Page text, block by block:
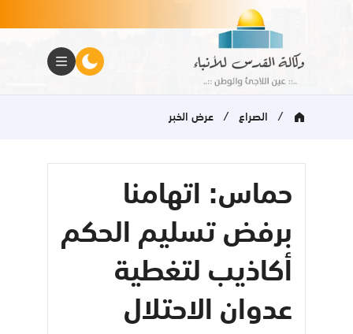
/ الصراع / عرض الخبر
حماس: اتهامنا
برفض تسليم الحكم
أكاذيب لتغطية
عدوان الاحتلال